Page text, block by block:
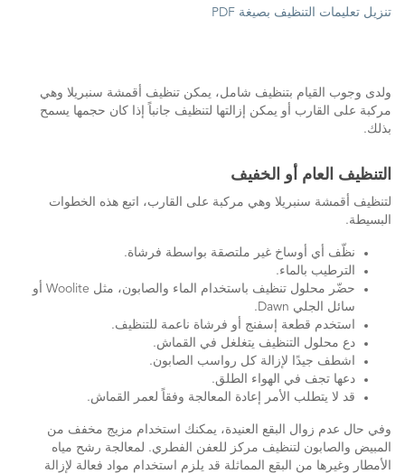
تنزيل تعليمات التنظيف بصيغة PDF
ولدى وجوب القيام بتنظيف شامل، يمكن تنظيف أقمشة سنبريلا وهي
مركبة على القارب أو يمكن إزالتها لتنظيف جانباً إذا كان حجمها يسمح
بذلك.
التنظيف العام أو الخفيف
لتنظيف أقمشة سنبريلا وهي مركبة على القارب، اتبع هذه الخطوات
البسيطة.
نظّف أي أوساخ غير ملتصقة بواسطة فرشاة.
الترطيب بالماء.
حضّر محلول تنظيف باستخدام الماء والصابون، مثل Woolite أو
سائل الجلي Dawn.
استخدم قطعة إسفنج أو فرشاة ناعمة للتنظيف.
دع محلول التنظيف يتغلغل في القماش.
اشطف جيدًا لإزالة كل رواسب الصابون.
دعها تجف في الهواء الطلق.
قد لا يتطلب الأمر إعادة المعالجة وفقاً لعمر القماش.
وفي حال عدم زوال البقع العنيدة، يمكنك استخدام مزيج مخفف من
المبيض والصابون لتنظيف مركز للعفن الفطري. لمعالجة رشح مياه
الأمطار وغيرها من البقع المماثلة قد يلزم استخدام مواد فعالة لإزالة